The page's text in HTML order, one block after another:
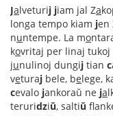
Jalveturij jiam jal Za
longa tempo kiam jen
nuntempe. La mo
kovritaj per linaj tukoj
junulinoj dungij tian c
veturaj bele, belege,
cevalo jankoraŭ ne ja
teruridziŭ, saltiŭ